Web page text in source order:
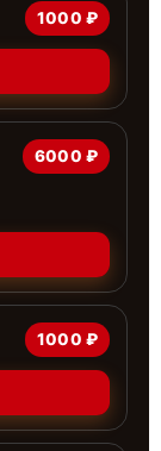
1000 ₽
6000 ₽
1000 ₽